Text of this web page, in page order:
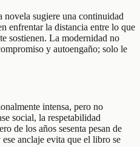
novela sugiere una continuidad
enfrentar la distancia entre lo que
sostienen. La modernidad no
y autoengaño; solo le
intensa, pero no
social, la respetabilidad
de los años sesenta pesan de
anclaje evita que el libro se